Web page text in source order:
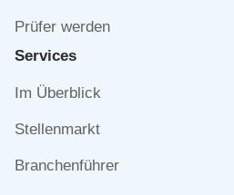
Prüfer werden
Services
Navigation
Im Überblick
Stellenmarkt
Branchenführer